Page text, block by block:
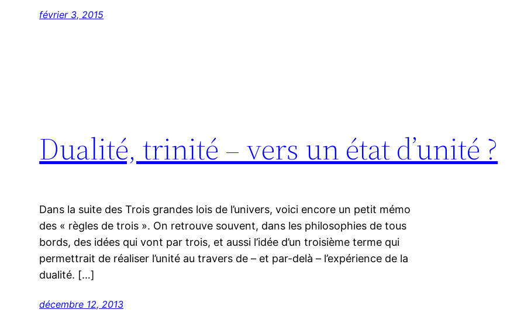
février 3, 2015
Dualité, trinité – vers un état d’unité ?
Dans la suite des Trois grandes lois de l’univers, voici encore un petit mémo
des « règles de trois ». On retrouve souvent, dans les philosophies de tous
bords, des idées qui vont par trois, et aussi l’idée d’un troisième terme qui
permettrait de réaliser l’unité au travers de – et par-delà – l’expérience de la
dualité. […]
décembre 12, 2013